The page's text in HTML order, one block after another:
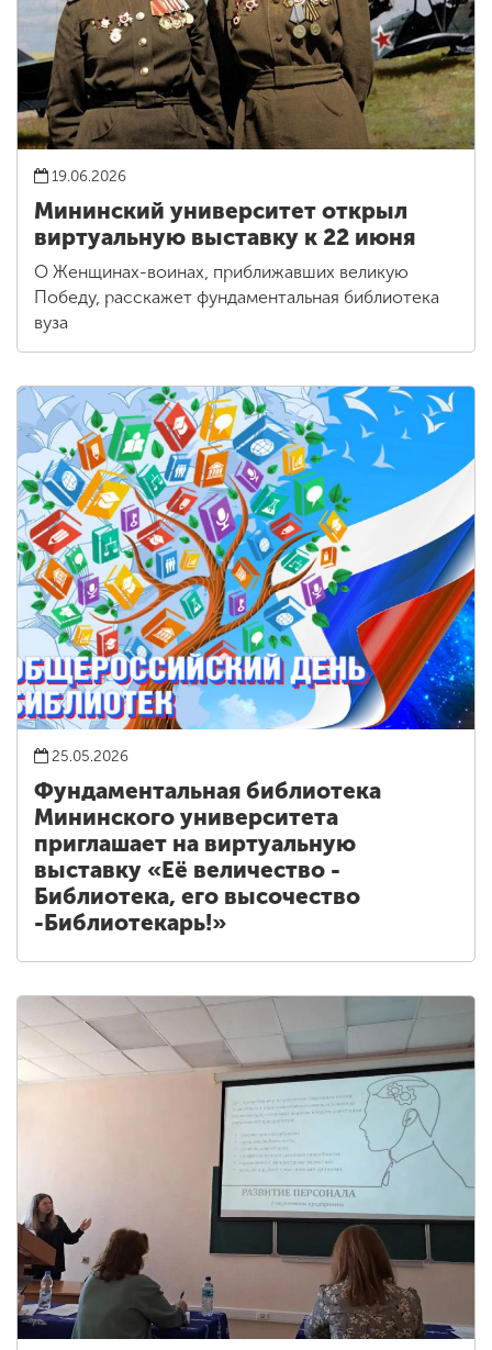
19.06.2026
Мининский университет открыл
виртуальную выставку к 22 июня
О Женщинах-воинах, приближавших великую
Победу, расскажет фундаментальная библиотека
вуза
25.05.2026
Фундаментальная библиотека
Мининского университета
приглашает на виртуальную
выставку «Её величество -
Библиотека, его высочество
-Библиотекарь!»